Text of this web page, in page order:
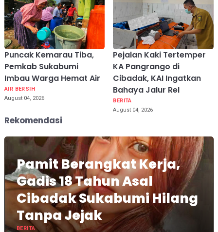
Puncak Kemarau Tiba,
Pemkab Sukabumi
Imbau Warga Hemat Air
AIR BERSIH
August 04, 2026
Pejalan Kaki Tertemper
KA Pangrango di
Cibadak, KAI Ingatkan
Bahaya Jalur Rel
BERITA
August 04, 2026
Rekomendasi
Pamit Berangkat Kerja,
Gadis 18 Tahun Asal
Cibadak Sukabumi Hilang
Tanpa Jejak
BERITA